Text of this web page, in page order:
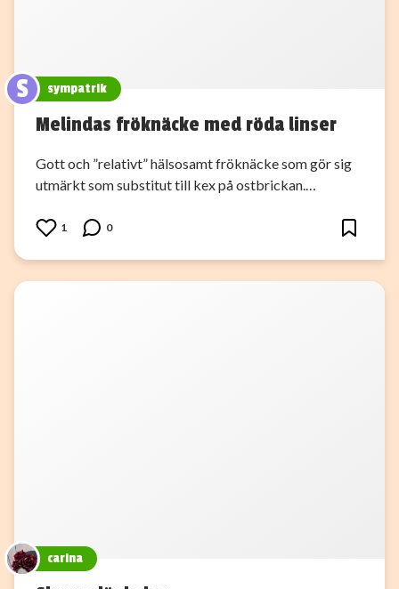
S sympatrik
Melindas fröknäcke med röda linser
Gott och ”relativt” hälsosamt fröknäcke som gör sig
utmärkt som substitut till kex på ostbrickan.…
1 0
carina